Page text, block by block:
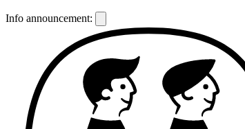
Info announcement: